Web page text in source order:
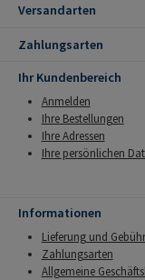
Versandarten
Zahlungsarten
Ihr Kundenbereich
Anmelden
Ihre Bestellungen
Ihre Adressen
Ihre persönlichen
Informationen
Lieferung und
Zahlungsarten
Allgemeine